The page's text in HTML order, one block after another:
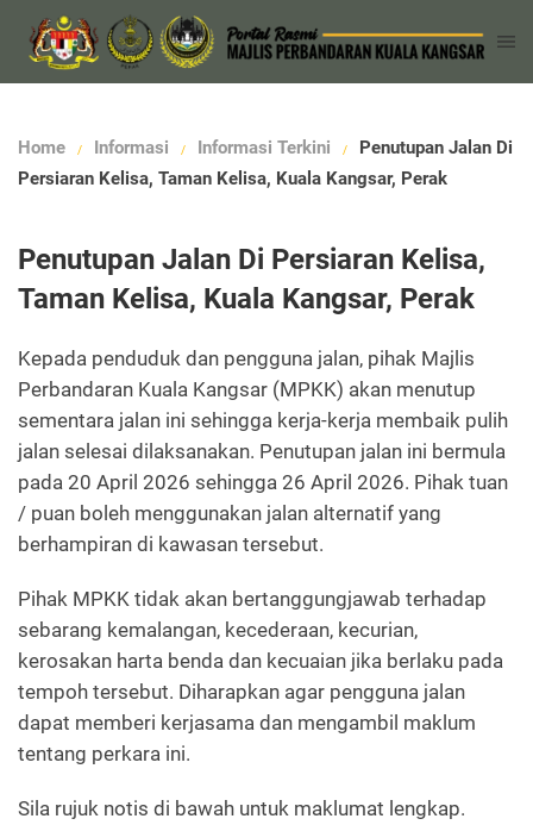
Home Informasi Informasi Terkini
Penutupan Jalan Di
Persiaran Kelisa, Taman Kelisa, Kuala Kangsar, Perak
Penutupan Jalan Di Persiaran Kelisa,
Taman Kelisa, Kuala Kangsar, Perak
Kepada penduduk dan pengguna jalan, pihak Majlis
Perbandaran Kuala Kangsar (MPKK) akan menutup
sementara jalan ini sehingga kerja-kerja membaik pulih
jalan selesai dilaksanakan. Penutupan jalan ini bermula
pada 20 April 2026 sehingga 26 April 2026. Pihak tuan
/ puan boleh menggunakan jalan alternatif yang
berhampiran di kawasan tersebut.
Pihak MPKK tidak akan bertanggungjawab terhadap
sebarang kemalangan, kecederaan, kecurian,
kerosakan harta benda dan kecuaian jika berlaku pada
tempoh tersebut. Diharapkan agar pengguna jalan
dapat memberi kerjasama dan mengambil maklum
tentang perkara ini.
Sila rujuk notis di bawah untuk maklumat lengkap.